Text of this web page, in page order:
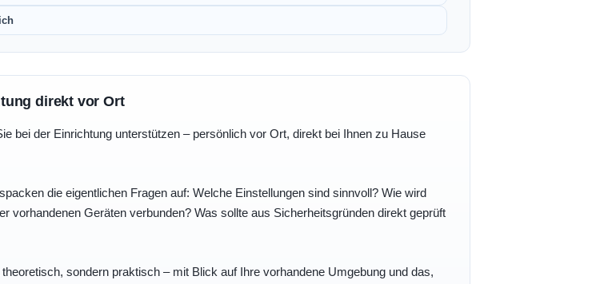
direkt vor Ort
bei der Einrichtung unterstützen – persönlich vor Ort, direkt bei Ihnen zu Hause
die eigentlichen Fragen auf: Welche Einstellungen sind sinnvoll? Wie wird
vorhandenen Geräten verbunden? Was sollte aus Sicherheitsgründen direkt geprüft
sondern praktisch – mit Blick auf Ihre vorhandene Umgebung und das,